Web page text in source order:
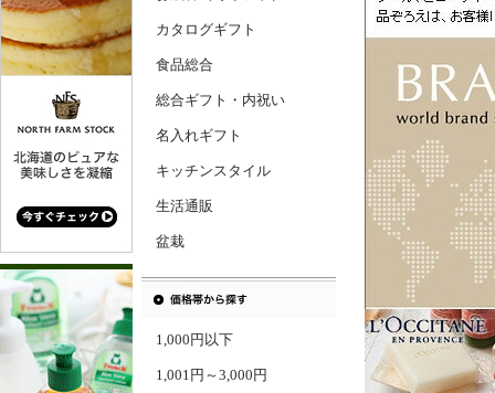
カタログギフト
食品総合
総合ギフト・内祝い
名入れギフト
キッチンスタイル
生活通販
盆栽
1,000円以下
1,001円～3,000円